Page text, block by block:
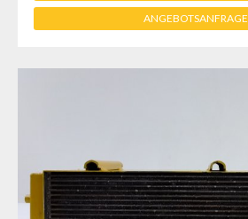
ANGEBOTSANFRAGE